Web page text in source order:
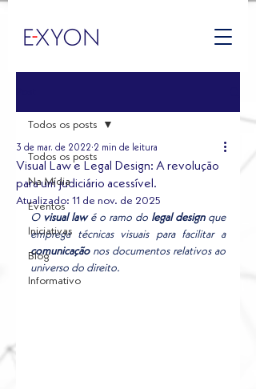
Todos os posts
Na Mídia
Eventos
Iniciativas
Blog
Informativo
Todos os posts
Visual Law e Legal Design: A revolução
para um judiciário acessível.
3 de mar. de 2022 2 min de leitura
Atualizado: 11 de nov. de 2025
O visual law é o ramo do legal design que
emprega técnicas visuais para facilitar a
comunicação nos documentos relativos ao
universo do direito.